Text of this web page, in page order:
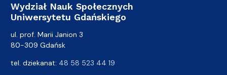
Wydział Nauk Społecznych
Uniwersytetu Gdańskiego
ul. prof. Marii Janion 3
80-309 Gdańsk
tel. dziekanat: 48 58 523 44 19